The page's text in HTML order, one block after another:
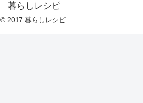
暮らしレシピ
© 2017 暮らしレシピ.